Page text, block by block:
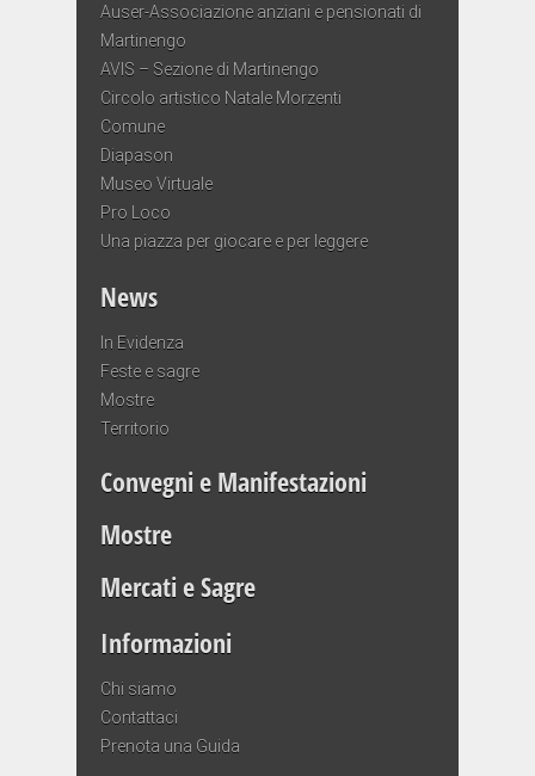
Auser-Associazione anziani e pensionati di
Martinengo
AVIS – Sezione di Martinengo
Circolo artistico Natale Morzenti
Comune
Diapason
Museo Virtuale
Pro Loco
Una piazza per giocare e per leggere
News
In Evidenza
Feste e sagre
Mostre
Territorio
Convegni e Manifestazioni
Mostre
Mercati e Sagre
Informazioni
Chi siamo
Contattaci
Prenota una Guida